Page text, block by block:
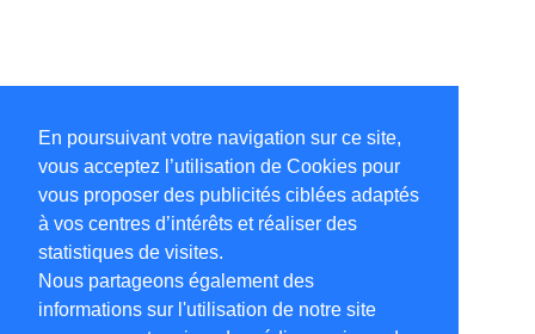
En poursuivant votre navigation sur ce site,
vous acceptez l’utilisation de Cookies pour
vous proposer des publicités ciblées adaptés
à vos centres d’intérêts et réaliser des
statistiques de visites.
Nous partageons également des
informations sur l'utilisation de notre site